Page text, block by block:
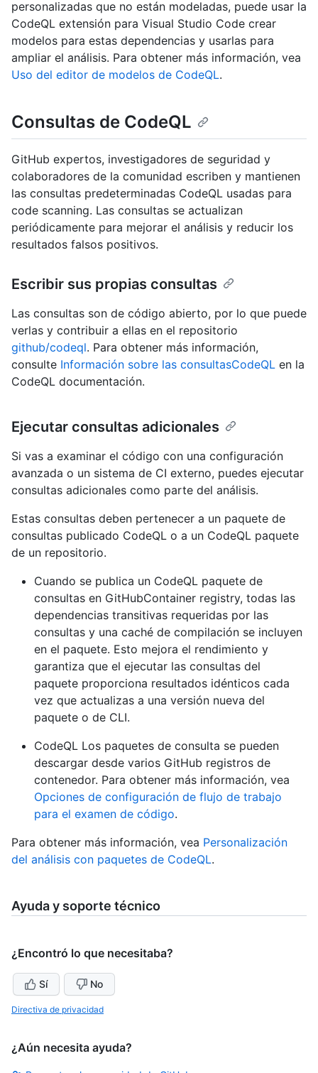
personalizadas que no están modeladas, puede usar la
CodeQL extensión para Visual Studio Code crear
modelos para estas dependencias y usarlas para
ampliar el análisis. Para obtener más información, vea
Uso del editor de modelos de CodeQL.
Consultas de CodeQL
GitHub expertos, investigadores de seguridad y
colaboradores de la comunidad escriben y mantienen
las consultas predeterminadas CodeQL usadas para
code scanning. Las consultas se actualizan
periódicamente para mejorar el análisis y reducir los
resultados falsos positivos.
Escribir sus propias consultas
Las consultas son de código abierto, por lo que puede
verlas y contribuir a ellas en el repositorio
github/codeql. Para obtener más información,
consulte Información sobre las consultasCodeQL en la
CodeQL documentación.
Ejecutar consultas adicionales
Si vas a examinar el código con una configuración
avanzada o un sistema de CI externo, puedes ejecutar
consultas adicionales como parte del análisis.
Estas consultas deben pertenecer a un paquete de
consultas publicado CodeQL o a un CodeQL paquete
de un repositorio.
Cuando se publica un CodeQL paquete de
consultas en GitHubContainer registry, todas las
dependencias transitivas requeridas por las
consultas y una caché de compilación se incluyen
en el paquete. Esto mejora el rendimiento y
garantiza que el ejecutar las consultas del
paquete proporciona resultados idénticos cada
vez que actualizas a una versión nueva del
paquete o de CLI.
CodeQL Los paquetes de consulta se pueden
descargar desde varios GitHub registros de
contenedor. Para obtener más información, vea
Opciones de configuración de flujo de trabajo
para el examen de código.
Para obtener más información, vea Personalización
del análisis con paquetes de CodeQL.
Ayuda y soporte técnico
¿Encontró lo que necesitaba?
Sí No
Directiva de privacidad
¿Aún necesita ayuda?